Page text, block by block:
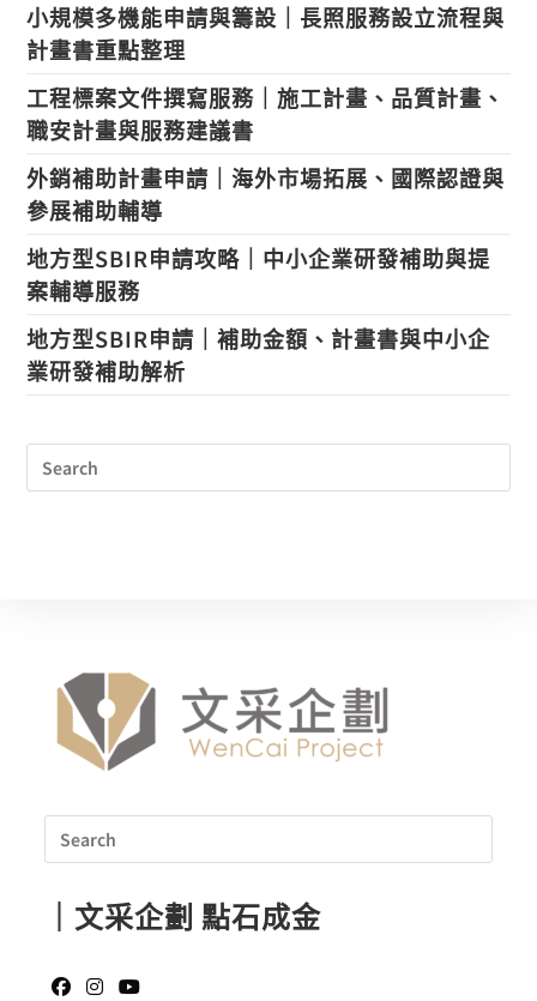
小規模多機能申請與籌設｜長照服務設立流程與
計畫書重點整理
工程標案文件撰寫服務｜施工計畫、品質計畫、
職安計畫與服務建議書
外銷補助計畫申請｜海外市場拓展、國際認證與
參展補助輔導
地方型SBIR申請攻略｜中小企業研發補助與提
案輔導服務
地方型SBIR申請｜補助金額、計畫書與中小企
業研發補助解析
｜文采企劃 點石成金